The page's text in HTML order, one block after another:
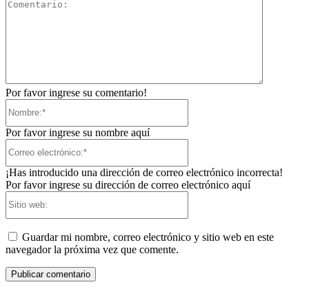
Por favor ingrese su comentario!
Por favor ingrese su nombre aquí
¡Has introducido una dirección de correo electrónico incorrecta!
Por favor ingrese su dirección de correo electrónico aquí
Guardar mi nombre, correo electrónico y sitio web en este
navegador la próxima vez que comente.